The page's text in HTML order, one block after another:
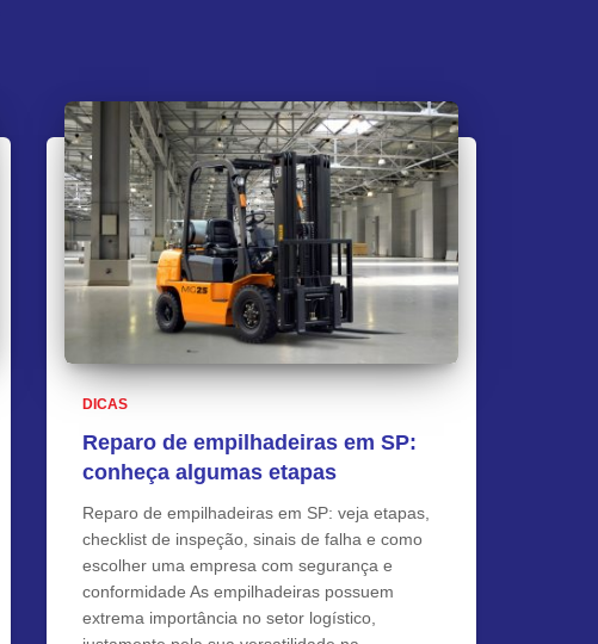
DICAS
Reparo de empilhadeiras em SP:
conheça algumas etapas
Reparo de empilhadeiras em SP: veja etapas,
checklist de inspeção, sinais de falha e como
escolher uma empresa com segurança e
conformidade As empilhadeiras possuem
extrema importância no setor logístico,